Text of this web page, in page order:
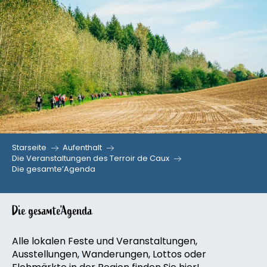
Aller
au
contenu
principal
Starseite
Aufenthalt
Die Veranstaltungen des Terroir de Caux
Die gesamte’Agenda
Die gesamte’Agenda
Alle lokalen Feste und Veranstaltungen,
Ausstellungen, Wanderungen, Lottos oder